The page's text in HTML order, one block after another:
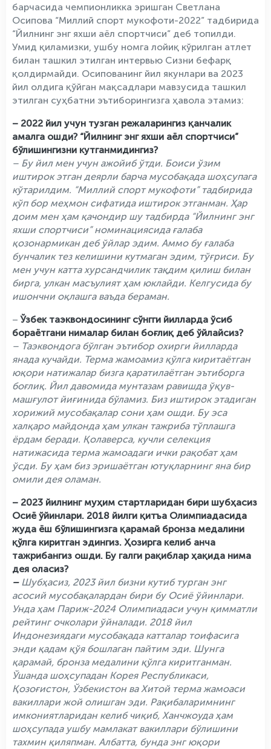
барчасида чемпионликка эришган Светлана
Осипова “Миллий спорт мукофоти-2022” тадбирида
“Йилнинг энг яхши аёл спортчиси” деб топилди.
Умид қиламизки, ушбу номга лойиқ кўрилган атлет
билан ташкил этилган интервью Сизни бефарқ
қолдирмайди. Осипованинг йил якунлари ва 2023
йил олдига қўйган мақсадлари мавзусида ташкил
этилган суҳбатни эътиборингизга ҳавола этамиз:
– 2022 йил учун тузган режаларингиз қанчалик
амалга ошди? “Йилнинг энг яхши аёл спортчиси”
бўлишингизни кутганмидингиз?
– Бу йил мен учун ажойиб ўтди. Боиси ўзим
иштирок этган деярли барча мусобақада шоҳсупага
кўтарилдим. “Миллий спорт мукофоти” тадбирида
кўп бор меҳмон сифатида иштирок этганман. Ҳар
доим мен ҳам қачондир шу тадбирда “Йилнинг энг
яхши спортчиси” номинациясида ғалаба
қозонармикан деб ўйлар эдим. Аммо бу ғалаба
бунчалик тез келишини кутмаган эдим, тўғриси. Бу
мен учун катта хурсандчилик тақдим қилиш билан
бирга, улкан масъулият ҳам юклайди. Келгусида бу
ишончни оқлашга ваъда бераман.
–Ўзбек таэквондосининг сўнгги йилларда ўсиб
бораётгани нималар билан боғлиқ деб ўйлайсиз?
– Таэквондога бўлган эътибор охирги йилларда
янада кучайди. Терма жамоамиз қўлга киритаётган
юқори натижалар бизга қаратилаётган эътиборга
боғлиқ. Йил давомида мунтазам равишда ўқув-
машғулот йиғинида бўламиз. Биз иштирок этадиган
хорижий мусобақалар сони ҳам ошди. Бу эса
халқаро майдонда ҳам улкан тажриба тўплашга
ёрдам беради. Қолаверса, кучли селекция
натижасида терма жамоадаги ички рақобат ҳам
ўсди. Бу ҳам биз эришаётган ютуқларнинг яна бир
омили дея оламан.
– 2023 йилнинг муҳим стартларидан бири шубҳасиз
Осиё ўйинлари. 2018 йилги қитъа Олимпиадасида
жуда ёш бўлишингизга қарамай бронза медалини
қўлга киритган эдингиз. Ҳозирга келиб анча
тажрибангиз ошди. Бу галги рақиблар ҳақида нима
дея оласиз?
– Шубҳасиз, 2023 йил бизни кутиб турган энг
асосий мусобақалардан бири бу Осиё ўйинлари.
Унда ҳам Париж-2024 Олимпиадаси учун қимматли
рейтинг очколари ўйналади. 2018 йил
Индонезиядаги мусобақада катталар тоифасига
энди қадам қўя бошлаган пайтим эди. Шунга
қарамай, бронза медалини қўлга киритганман.
Ўшанда шоҳсупадан Корея Республикаси,
Қозоғистон, Ўзбекистон ва Хитой терма жамоаси
вакиллари жой олишган эди. Рақибаларимнинг
имкониятларидан келиб чиқиб, Ханчжоуда ҳам
шоҳсупада ушбу мамлакат вакиллари бўлишини
тахмин қиляпман. Албатта, бунда энг юқори